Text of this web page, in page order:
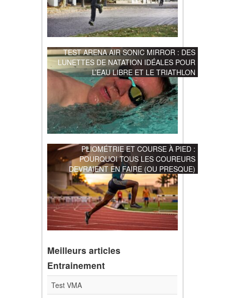
TEST ARENA AIR SONIC MIRROR : DES
LUNETTES DE NATATION IDÉALES POUR
L’EAU LIBRE ET LE TRIATHLON
PLIOMÉTRIE ET COURSE À PIED :
POURQUOI TOUS LES COUREURS
DEVRAIENT EN FAIRE (OU PRESQUE)
Meilleurs articles
Entrainement
Test VMA